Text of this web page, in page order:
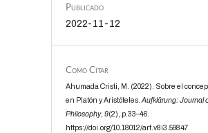
Publicado
2022-11-12
Como Citar
Ahumada Cristi, M. (2022). Sobre el
en Platón y Aristóteles.Aufklärung: Journal
Philosophy,9(2), p.33–46.
https://doi.org/10.18012/arf.v8i3.59847